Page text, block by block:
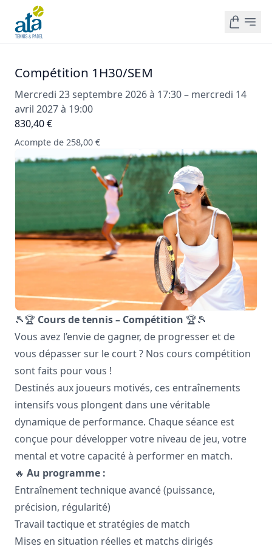
Compétition 1H30/SEM
Mercredi 23 septembre 2026 à 17:30 – mercredi 14
avril 2027 à 19:00
830,40 €
Acompte de 258,00 €
🎾🏆 Cours de tennis – Compétition 🏆🎾
Vous avez l’envie de gagner, de progresser et de
vous dépasser sur le court ? Nos cours compétition
sont faits pour vous !
Destinés aux joueurs motivés, ces entraînements
intensifs vous plongent dans une véritable
dynamique de performance. Chaque séance est
conçue pour développer votre niveau de jeu, votre
mental et votre capacité à performer en match.
🔥 Au programme :
Entraînement technique avancé (puissance,
précision, régularité)
Travail tactique et stratégies de match
Mises en situation réelles et matchs dirigés